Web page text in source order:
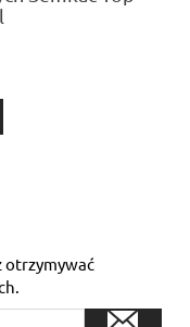
otrzymywać